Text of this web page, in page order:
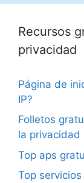
Recursos
privacidad
Página de
IP?
Folletos
la privacidad
Top aps
Top